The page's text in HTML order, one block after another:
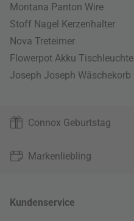
Montana Panton Wire
Stoff Nagel Kerzenhalter
Nova Treteimer
Flowerpot Akku Tischleuchte
Joseph Joseph Wäschekorb
Connox Geburtstag
Markenliebling
Kundenservice